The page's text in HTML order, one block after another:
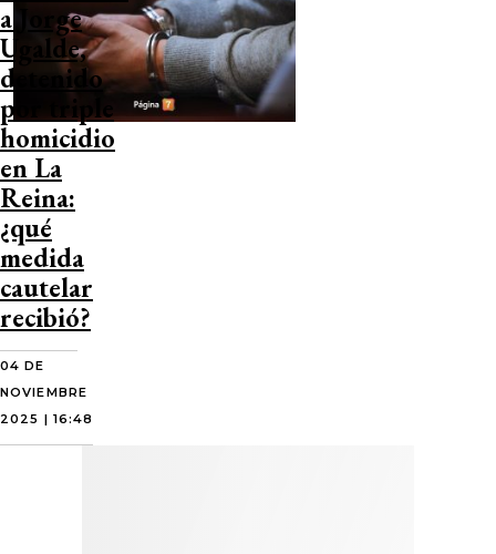
a Jorge
Ugalde,
detenido
por triple
homicidio
en La
Reina:
¿qué
medida
cautelar
recibió?
04 DE
NOVIEMBRE
2025 | 16:48